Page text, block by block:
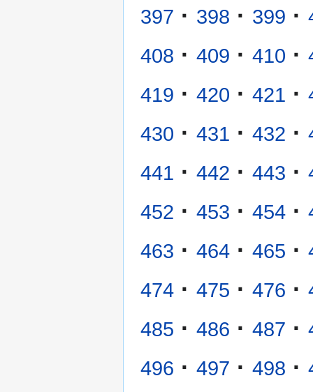
397 · 398 · 399 ·
408 · 409 · 410 ·
419 · 420 · 421 ·
430 · 431 · 432 ·
441 · 442 · 443 ·
452 · 453 · 454 ·
463 · 464 · 465 ·
474 · 475 · 476 ·
485 · 486 · 487 ·
496 · 497 · 498 ·